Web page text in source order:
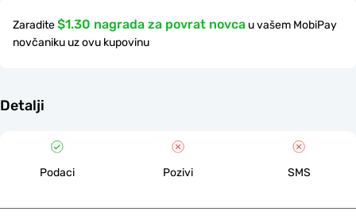
Zaradite$1.30 nagrada za povrat novca u vašem MobiPay
novčaniku uz ovu kupovinu
Detalji
Podaci Pozivi SMS